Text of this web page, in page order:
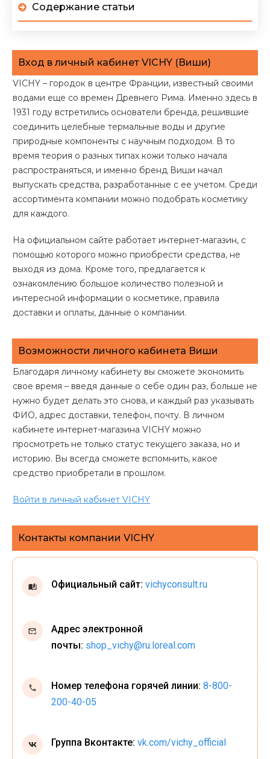
Содержание статьи
Вход в личный кабинет VICHY (Виши)
VICHY – городок в центре Франции, известный своими
водами еще со времен Древнего Рима. Именно здесь в
1931 году встретились основатели бренда, решившие
соединить целебные термальные воды и другие
природные компоненты с научным подходом. В то
время теория о разных типах кожи только начала
распространяться, и именно бренд Виши начал
выпускать средства, разработанные с ее учетом. Среди
ассортимента компании можно подобрать косметику
для каждого.
На официальном сайте работает интернет-магазин, с
помощью которого можно приобрести средства, не
выходя из дома. Кроме того, предлагается к
ознакомлению большое количество полезной и
интересной информации о косметике, правила
доставки и оплаты, данные о компании.
Возможности личного кабинета Виши
Благодаря личному кабинету вы сможете экономить
свое время – введя данные о себе один раз, больше не
нужно будет делать это снова, и каждый раз указывать
ФИО, адрес доставки, телефон, почту. В личном
кабинете интернет-магазина VICHY можно
просмотреть не только статус текущего заказа, но и
историю. Вы всегда сможете вспомнить, какое
средство приобретали в прошлом.
Войти в личный кабинет VICHY
Контакты компании VICHY
Официальный сайт: vichyconsult.ru
Адрес электронной
почты: shop_vichy@ru.loreal.com
Номер телефона горячей линии: 8-800-
200-40-05
Группа Вконтакте: vk.com/vichy_official